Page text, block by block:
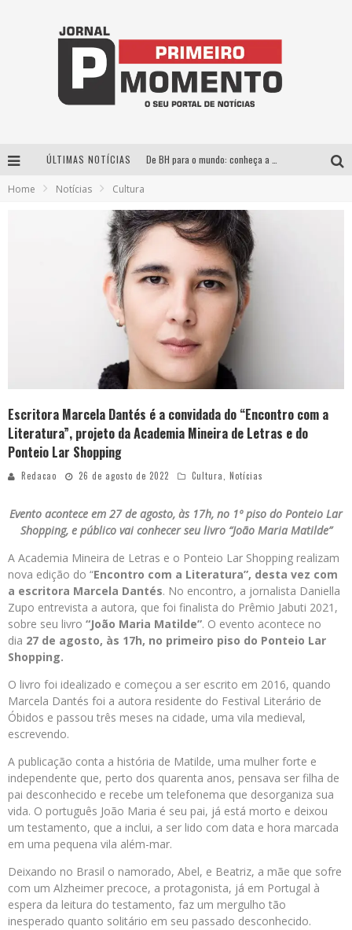
ÚLTIMAS NOTÍCIAS
Home Notícias Cultura
Escritora Marcela Dantés é a convidada do “Encontro com a
Literatura”, projeto da Academia Mineira de Letras e do
Ponteio Lar Shopping
Redacao 26 de agosto de 2022 Cultura, Notícias
Evento acontece em 27 de agosto, às 17h, no 1º piso do Ponteio Lar
Shopping, e público vai conhecer seu livro “João Maria Matilde”
A Academia Mineira de Letras e o Ponteio Lar Shopping realizam
nova edição do “Encontro com a Literatura”, desta vez com
a escritora Marcela Dantés. No encontro, a jornalista Daniella
Zupo entrevista a autora, que foi finalista do Prêmio Jabuti 2021,
sobre seu livro “João Maria Matilde”. O evento acontece no
dia 27 de agosto, às 17h, no primeiro piso do Ponteio Lar
Shopping.
O livro foi idealizado e começou a ser escrito em 2016, quando
Marcela Dantés foi a autora residente do Festival Literário de
Óbidos e passou três meses na cidade, uma vila medieval,
escrevendo.
A publicação conta a história de Matilde, uma mulher forte e
independente que, perto dos quarenta anos, pensava ser filha de
pai desconhecido e recebe um telefonema que desorganiza sua
vida. O português João Maria é seu pai, já está morto e deixou
um testamento, que a inclui, a ser lido com data e hora marcada
em uma pequena vila além-mar.
Deixando no Brasil o namorado, Abel, e Beatriz, a mãe que sofre
com um Alzheimer precoce, a protagonista, já em Portugal à
espera da leitura do testamento, faz um mergulho tão
inesperado quanto solitário em seu passado desconhecido.